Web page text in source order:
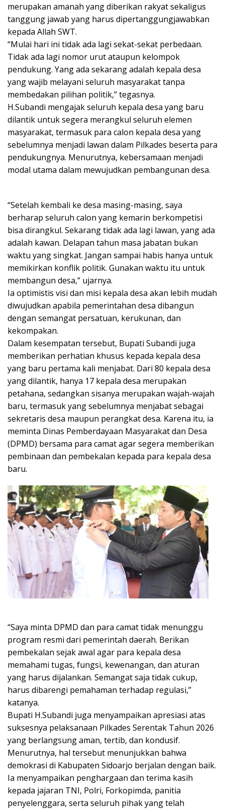
merupakan amanah yang diberikan rakyat sekaligus
tanggung jawab yang harus dipertanggungjawabkan
kepada Allah SWT.
“Mulai hari ini tidak ada lagi sekat-sekat perbedaan.
Tidak ada lagi nomor urut ataupun kelompok
pendukung. Yang ada sekarang adalah kepala desa
yang wajib melayani seluruh masyarakat tanpa
membedakan pilihan politik,” tegasnya.
H.Subandi mengajak seluruh kepala desa yang baru
dilantik untuk segera merangkul seluruh elemen
masyarakat, termasuk para calon kepala desa yang
sebelumnya menjadi lawan dalam Pilkades beserta para
pendukungnya. Menurutnya, kebersamaan menjadi
modal utama dalam mewujudkan pembangunan desa.
“Setelah kembali ke desa masing-masing, saya
berharap seluruh calon yang kemarin berkompetisi
bisa dirangkul. Sekarang tidak ada lagi lawan, yang ada
adalah kawan. Delapan tahun masa jabatan bukan
waktu yang singkat. Jangan sampai habis hanya untuk
memikirkan konflik politik. Gunakan waktu itu untuk
membangun desa,” ujarnya.
Ia optimistis visi dan misi kepala desa akan lebih mudah
diwujudkan apabila pemerintahan desa dibangun
dengan semangat persatuan, kerukunan, dan
kekompakan.
Dalam kesempatan tersebut, Bupati Subandi juga
memberikan perhatian khusus kepada kepala desa
yang baru pertama kali menjabat. Dari 80 kepala desa
yang dilantik, hanya 17 kepala desa merupakan
petahana, sedangkan sisanya merupakan wajah-wajah
baru, termasuk yang sebelumnya menjabat sebagai
sekretaris desa maupun perangkat desa. Karena itu, ia
meminta Dinas Pemberdayaan Masyarakat dan Desa
(DPMD) bersama para camat agar segera memberikan
pembinaan dan pembekalan kepada para kepala desa
baru.
“Saya minta DPMD dan para camat tidak menunggu
program resmi dari pemerintah daerah. Berikan
pembekalan sejak awal agar para kepala desa
memahami tugas, fungsi, kewenangan, dan aturan
yang harus dijalankan. Semangat saja tidak cukup,
harus dibarengi pemahaman terhadap regulasi,”
katanya.
Bupati H.Subandi juga menyampaikan apresiasi atas
suksesnya pelaksanaan Pilkades Serentak Tahun 2026
yang berlangsung aman, tertib, dan kondusif.
Menurutnya, hal tersebut menunjukkan bahwa
demokrasi di Kabupaten Sidoarjo berjalan dengan baik.
Ia menyampaikan penghargaan dan terima kasih
kepada jajaran TNI, Polri, Forkopimda, panitia
penyelenggara, serta seluruh pihak yang telah